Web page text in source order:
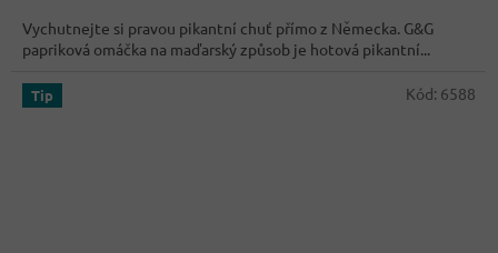
5
hvězdiček.
Vychutnejte si pravou pikantní chuť přímo z Německa. G&G
papriková omáčka na maďarský způsob je hotová pikantní...
Tip Kód: 6588